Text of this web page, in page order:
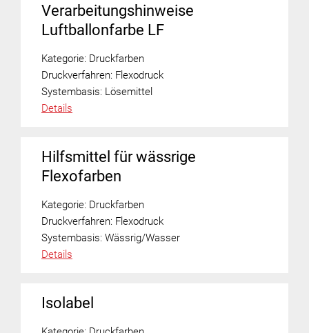
Verarbeitungshinweise
Luftballonfarbe LF
Kategorie: Druckfarben
Druckverfahren: Flexodruck
Systembasis: Lösemittel
Details
Hilfsmittel für wässrige
Flexofarben
Kategorie: Druckfarben
Druckverfahren: Flexodruck
Systembasis: Wässrig/Wasser
Details
Isolabel